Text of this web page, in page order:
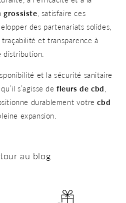
grossiste , satisfaire ces
des partenariats solides,
, traçabilité et transparence à
distribution.
et la sécurité sanitaire
s’agisse defleurs de cbd
durablement votrecbd
expansion.
au blog